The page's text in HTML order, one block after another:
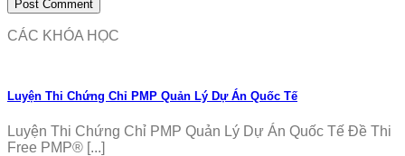
CÁC KHÓA HỌC
Luyện Thi Chứng Chỉ PMP Quản Lý Dự Án Quốc Tế
Luyện Thi Chứng Chỉ PMP Quản Lý Dự Án Quốc Tế Đề Thi
Free PMP® [...]